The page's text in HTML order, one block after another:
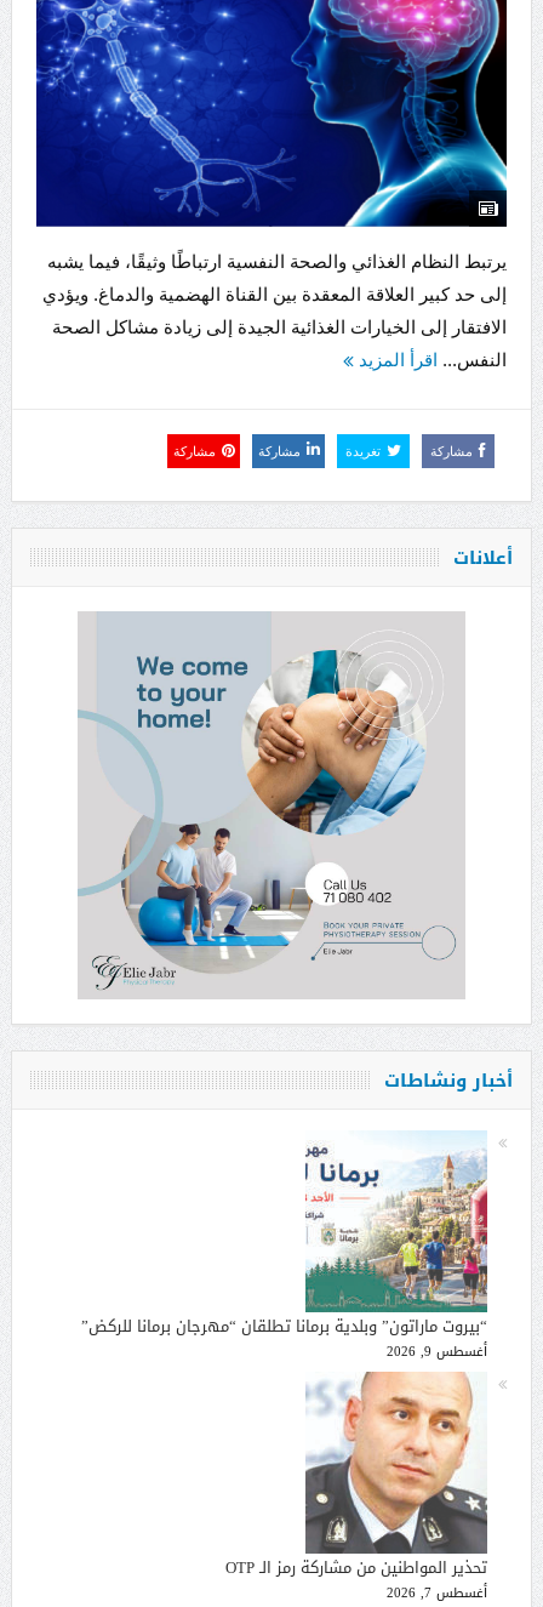
يرتبط النظام الغذائي والصحة النفسية ارتباطًا وثيقًا، فيما يشبه
إلى حد كبير العلاقة المعقدة بين القناة الهضمية والدماغ. ويؤدي
الافتقار إلى الخيارات الغذائية الجيدة إلى زيادة مشاكل الصحة
النفس... اقرأ المزيد
مشاركة تغريدة مشاركة مشاركة
أعلانات
أخبار ونشاطات
“بيروت ماراتون” وبلدية برمانا تطلقان “مهرجان برمانا للركض”
أغسطس 9, 2026
تحذير المواطنين من مشاركة رمز الـ OTP
أغسطس 7, 2026